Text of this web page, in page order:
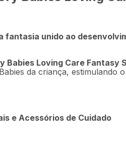
fantasia unido ao
Babies Loving Care Fantasy
da criança, estimulando
e Acessórios de Cuidado